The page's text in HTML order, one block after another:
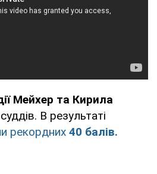
Мейхер та Кирила
В результаті
рекордних 40 балів.